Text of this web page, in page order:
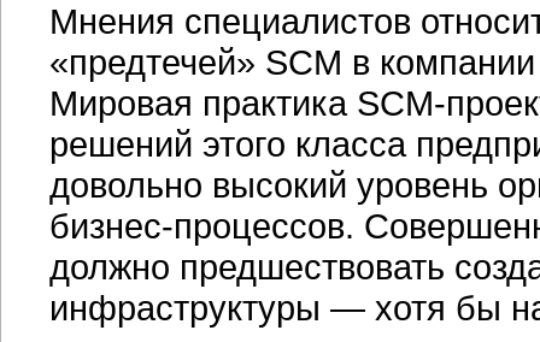
Мнения специалистов
«предтечей» SCM в
Мировая практика SCM-
решений этого класса
довольно высокий уровень
бизнес-процессов.
должно предшествовать
инфраструктуры — хотя бы